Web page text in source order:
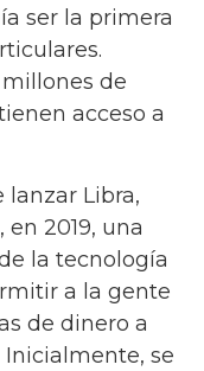
ser la primera
de
acceso a
lanzar Libra,
2019, una
la tecnología
a la gente
de dinero a
se